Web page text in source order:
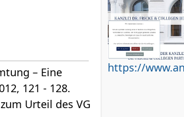
– Eine
121 - 128.
Urteil des VG
https://